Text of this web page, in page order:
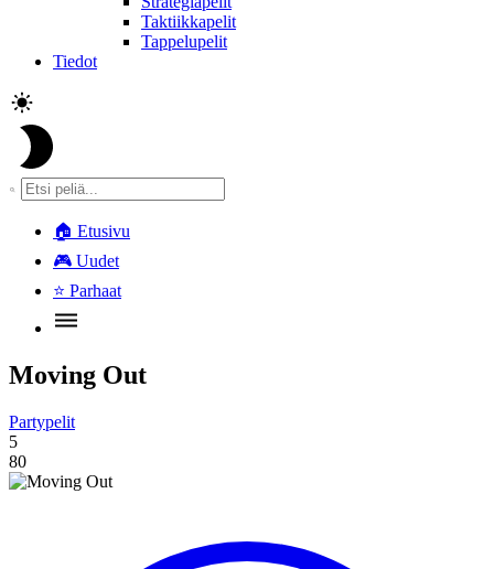
Taktiikkapelit
Tappelupelit
Tiedot
🏠 Etusivu
🎮 Uudet
⭐ Parhaat
Moving Out
Partypelit
5
80